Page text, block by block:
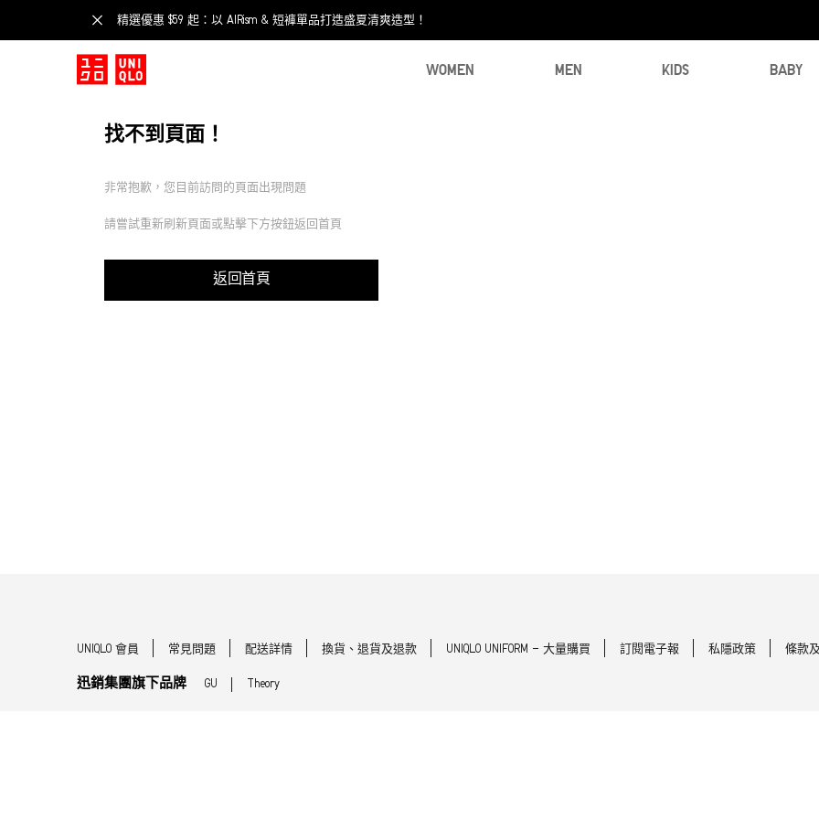
精選優惠 $59 起：以 AIRism & 短褲單品打造盛夏清爽造型！
WOMEN MEN KIDS BABY
找不到頁面！
非常抱歉，您目前訪問的頁面出現問題
請嘗試重新刷新頁面或點擊下方按鈕返回首頁
返回首頁
UNIQLO 會員 常見問題 配送詳情 換貨、退貨及退款 UNIQLO UNIFORM - 大量購買 訂閱電子報 私隱政策 條款
迅銷集團旗下品牌 GU Theory